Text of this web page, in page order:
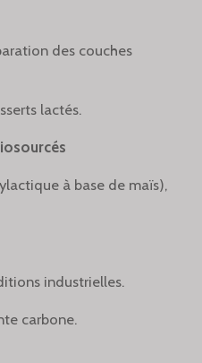
des couches
lactés.
à base de maïs),
industrielles.
carbone.